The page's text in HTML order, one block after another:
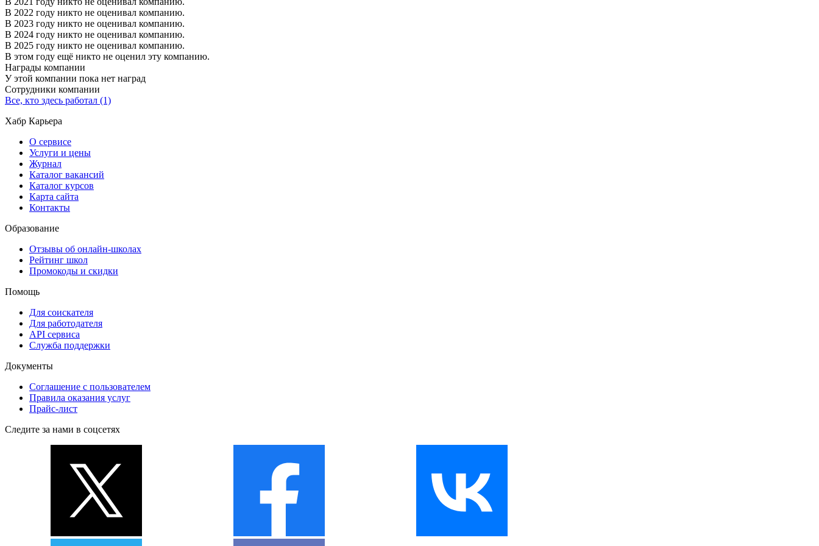
В 2022 году никто не оценивал компанию.
В 2023 году никто не оценивал компанию.
В 2024 году никто не оценивал компанию.
В 2025 году никто не оценивал компанию.
В этом году ещё никто не оценил эту компанию.
Награды компании
У этой компании пока нет наград
Сотрудники компании
Все, кто здесь работал (1)
Хабр Карьера
О сервисе
Услуги и цены
Журнал
Каталог вакансий
Каталог курсов
Карта сайта
Контакты
Образование
Отзывы об онлайн-школах
Рейтинг школ
Промокоды и скидки
Помощь
Для соискателя
Для работодателя
API сервиса
Служба поддержки
Документы
Соглашение с пользователем
Правила оказания услуг
Прайс-лист
Следите за нами в соцсетях